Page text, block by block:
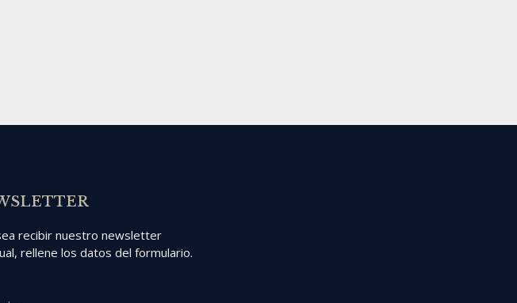
recibir nuestro newsletter
rellene los datos del formulario.